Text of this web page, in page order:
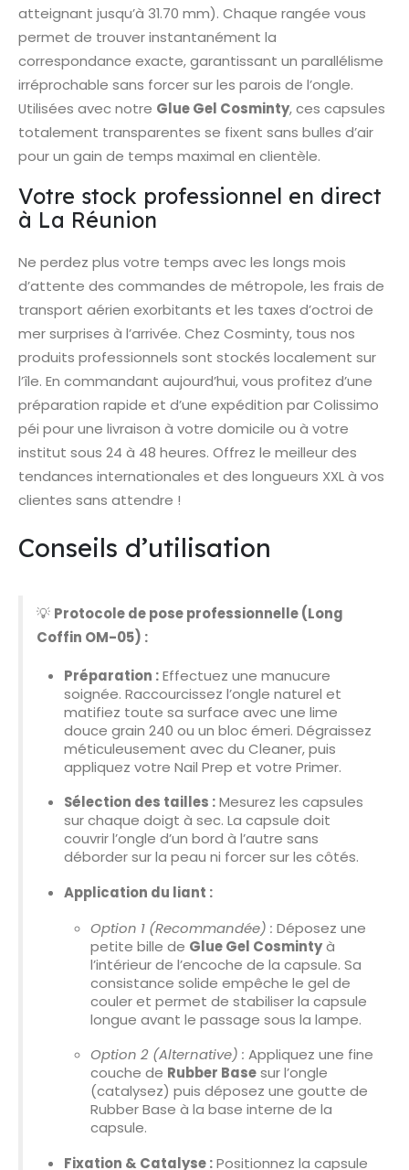
atteignant jusqu’à 31.70 mm). Chaque rangée vous
permet de trouver instantanément la
correspondance exacte, garantissant un parallélisme
irréprochable sans forcer sur les parois de l’ongle.
Utilisées avec notre Glue Gel Cosminty, ces capsules
totalement transparentes se fixent sans bulles d’air
pour un gain de temps maximal en clientèle.
Votre stock professionnel en direct
à La Réunion
Ne perdez plus votre temps avec les longs mois
d’attente des commandes de métropole, les frais de
transport aérien exorbitants et les taxes d’octroi de
mer surprises à l’arrivée. Chez Cosminty, tous nos
produits professionnels sont stockés localement sur
l’île. En commandant aujourd’hui, vous profitez d’une
préparation rapide et d’une expédition par Colissimo
péi pour une livraison à votre domicile ou à votre
institut sous 24 à 48 heures. Offrez le meilleur des
tendances internationales et des longueurs XXL à vos
clientes sans attendre !
Conseils d’utilisation
💡 Protocole de pose professionnelle (Long
Coffin OM-05) :
Préparation :Effectuez une manucure
soignée. Raccourcissez l’ongle naturel et
matifiez toute sa surface avec une lime
douce grain 240 ou un bloc émeri. Dégraissez
méticuleusement avec du Cleaner, puis
appliquez votre Nail Prep et votre Primer.
Sélection des tailles :Mesurez les capsules
sur chaque doigt à sec. La capsule doit
couvrir l’ongle d’un bord à l’autre sans
déborder sur la peau ni forcer sur les côtés.
Application du liant :
Option 1 (Recommandée) : Déposez une
petite bille de Glue Gel Cosmintyà
l’intérieur de l’encoche de la capsule. Sa
consistance solide empêche le gel de
couler et permet de stabiliser la capsule
longue avant le passage sous la lampe.
Option 2 (Alternative) : Appliquez une fine
couche de Rubber Basesur l’ongle
(catalysez) puis déposez une goutte de
Rubber Base à la base interne de la
capsule.
Fixation & Catalyse :Positionnez la capsule